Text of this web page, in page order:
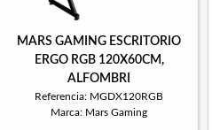
MARS GAMING ESCRITORIO
ERGO RGB 120X60CM,
ALFOMBRI
Referencia: MGDX120RGB
Marca: Mars Gaming